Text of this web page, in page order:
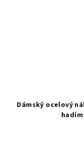
Dámský ocelový